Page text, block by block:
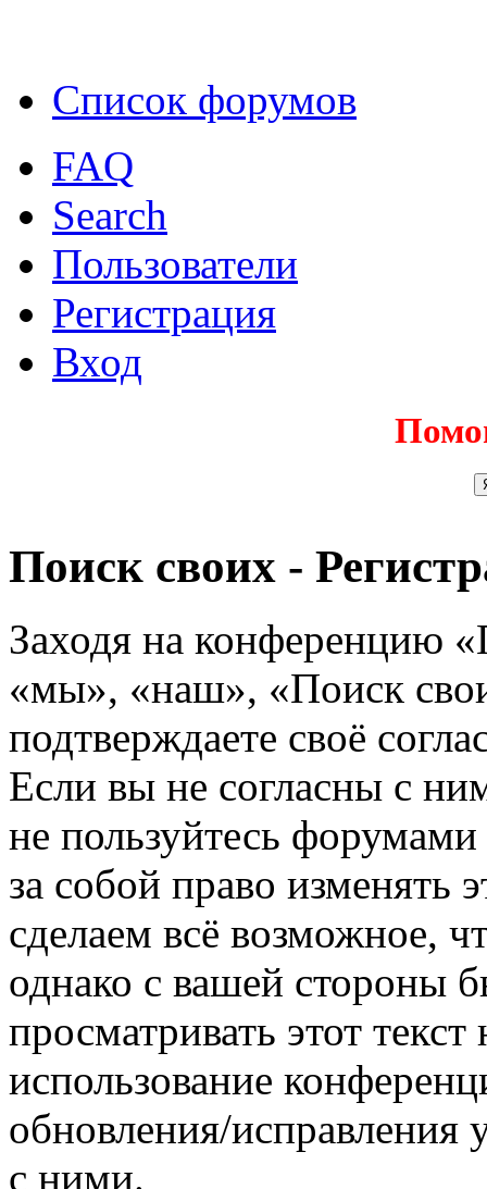
Список форумов
FAQ
Search
Пользователи
Регистрация
Вход
Поиск своих -
Заходя на конференцию
«мы», «наш», «Поиск
подтверждаете своё
Если вы не согласны с
не пользуйтесь
за собой право изменять
сделаем всё возможное,
однако с вашей стороны
просматривать этот
использование
обновления/исправления
с ними.